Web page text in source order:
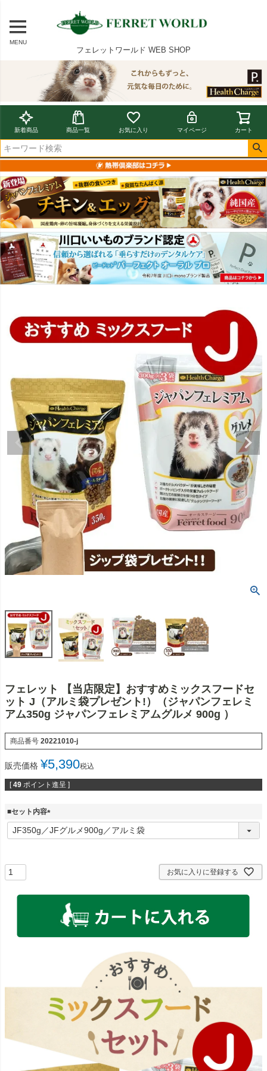
MENU
フェレットワールド WEB SHOP
新着商品 商品一覧 お気に入り マイページ カート
フェレット 【当店限定】おすすめミックスフードセ
ット J（アルミ袋プレゼント!）（ジャパンフェレミ
アム350g ジャパンフェレミアムグルメ 900g ）
商品番号 20221010-j
販売価格 ¥5,390税込
[ 49 ポイント進呈 ]
■セット内容
(
必
お気に入りに登録する